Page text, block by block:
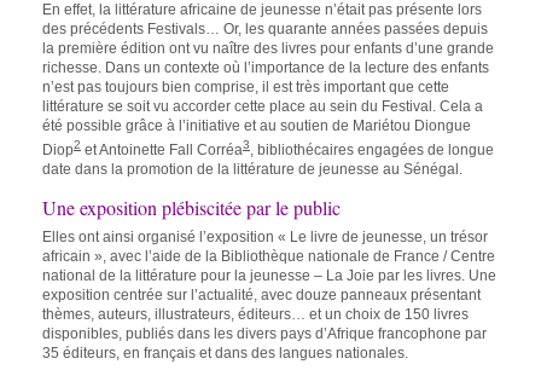
En effet, la littérature africaine de jeunesse n’était pas présente lors
des précédents Festivals… Or, les quarante années passées depuis
la première édition ont vu naître des livres pour enfants d’une grande
richesse. Dans un contexte où l’importance de la lecture des enfants
n’est pas toujours bien comprise, il est très important que cette
littérature se soit vu accorder cette place au sein du Festival. Cela a
été possible grâce à l’initiative et au soutien de Mariétou Diongue
Diop2 et Antoinette Fall Corréa3, bibliothécaires engagées de longue
date dans la promotion de la littérature de jeunesse au Sénégal.
Une exposition plébiscitée par le public
Elles ont ainsi organisé l’exposition « Le livre de jeunesse, un trésor
africain », avec l’aide de la Bibliothèque nationale de France / Centre
national de la littérature pour la jeunesse – La Joie par les livres. Une
exposition centrée sur l’actualité, avec douze panneaux présentant
thèmes, auteurs, illustrateurs, éditeurs… et un choix de 150 livres
disponibles, publiés dans les divers pays d’Afrique francophone par
35 éditeurs, en français et dans des langues nationales.